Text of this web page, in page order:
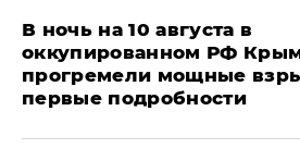
В ночь на 10 августа в
оккупированном РФ
прогремели мощные
первые подробности